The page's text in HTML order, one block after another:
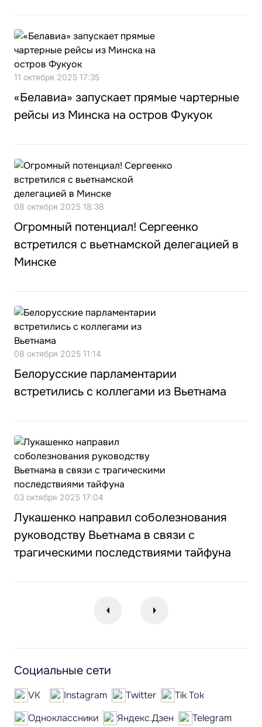
11 октября 2025 17:35
«Белавиа» запускает прямые чартерные
рейсы из Минска на остров Фукуок
08 октября 2025 18:38
Огромный потенциал! Сергеенко
встретился с вьетнамской делегацией в
Минске
08 октября 2025 11:14
Белорусские парламентарии
встретились с коллегами из Вьетнама
03 октября 2025 17:04
Лукашенко направил соболезнования
руководству Вьетнама в связи с
трагическими последствиями тайфуна
Социальные сети
VK Instagram Twitter
Tik Tok
Одноклассники
Яндекс.Дзен
Telegram